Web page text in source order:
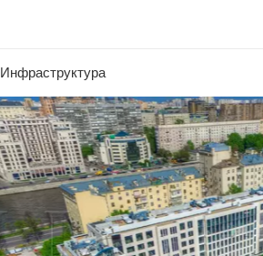
Инфраструктура